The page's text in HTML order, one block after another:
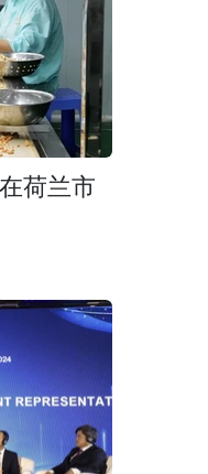
荷兰市